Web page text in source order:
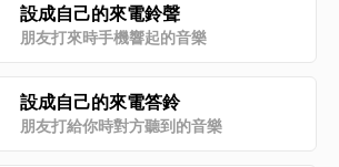
設成自己的來電鈴聲
朋友打來時手機響起的音樂
設成自己的來電答鈴
朋友打給你時對方聽到的音樂